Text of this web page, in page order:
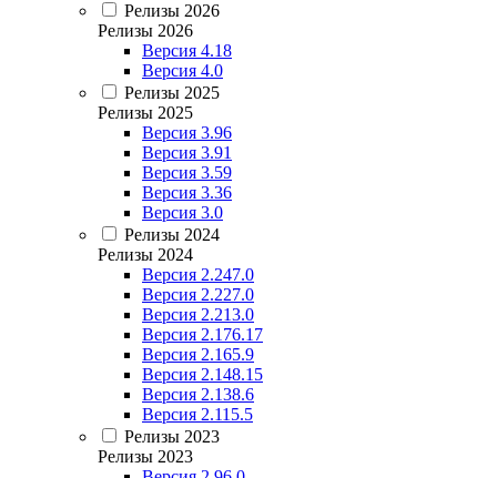
Релизы 2026
Релизы 2026
Версия 4.18
Версия 4.0
Релизы 2025
Релизы 2025
Версия 3.96
Версия 3.91
Версия 3.59
Версия 3.36
Версия 3.0
Релизы 2024
Релизы 2024
Версия 2.247.0
Версия 2.227.0
Версия 2.213.0
Версия 2.176.17
Версия 2.165.9
Версия 2.148.15
Версия 2.138.6
Версия 2.115.5
Релизы 2023
Релизы 2023